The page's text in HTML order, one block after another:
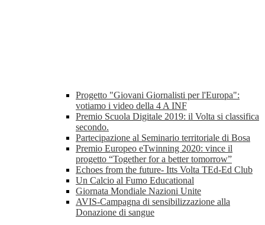
Progetto "Giovani Giornalisti per l'Europa":
votiamo i video della 4 A INF
Premio Scuola Digitale 2019: il Volta si classifica
secondo.
Partecipazione al Seminario territoriale di Bosa
Premio Europeo eTwinning 2020: vince il
progetto “Together for a better tomorrow”
Echoes from the future- Itts Volta TEd-Ed Club
Un Calcio al Fumo Educational
Giornata Mondiale Nazioni Unite
AVIS-Campagna di sensibilizzazione alla
Donazione di sangue